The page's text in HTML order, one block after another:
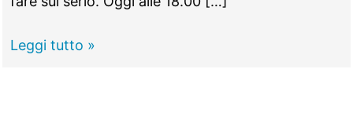
Elezioni
Leggi tutto »